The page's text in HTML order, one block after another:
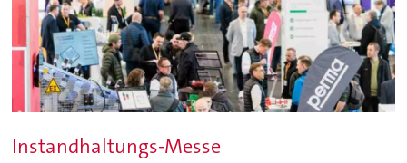
Instandhaltungs-Messe